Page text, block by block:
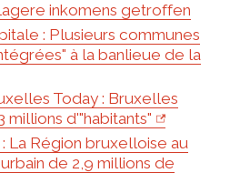
inkomens getroffen
: Plusieurs communes
à la banlieue de la
Today : Bruxelles
d'"habitants"
La Région bruxelloise au
de 2,9 millions de